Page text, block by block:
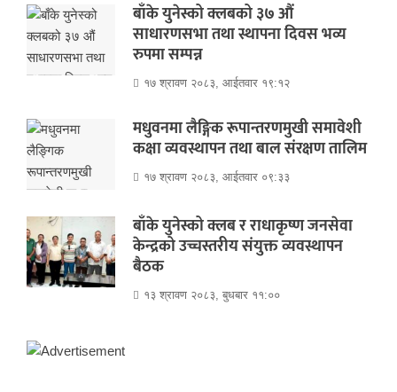
बाँके युनेस्को क्लबको ३७ औं
साधारणसभा तथा स्थापना दिवस भव्य
रुपमा सम्पन्न
१७ श्रावण २०८३, आईतवार १९:१२
मधुवनमा लैङ्गिक रूपान्तरणमुखी समावेशी
कक्षा व्यवस्थापन तथा बाल संरक्षण तालिम
१७ श्रावण २०८३, आईतवार ०९:३३
बाँके युनेस्को क्लब र राधाकृष्ण जनसेवा
केन्द्रको उच्चस्तरीय संयुक्त व्यवस्थापन
बैठक
१३ श्रावण २०८३, बुधबार ११:००